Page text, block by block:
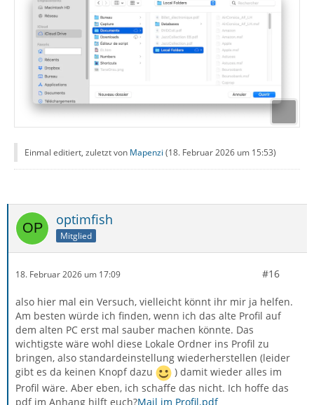
Einmal editiert, zuletzt von Mapenzi (18. Februar 2026 um 15:53)
optimfish
Mitglied
18. Februar 2026 um 17:09 #16
also hier mal ein Versuch, vielleicht könnt ihr mir ja helfen.
Am besten würde ich finden, wenn ich das alte Profil auf
dem alten PC erst mal sauber machen könnte. Das
wichtigste wäre wohl diese Lokale Ordner ins Profil zu
bringen, also standardeinstellung wiederherstellen (leider
gibt es da keinen Knopf dazu
) damit wieder alles im
Profil wäre. Aber eben, ich schaffe das nicht. Ich hoffe das
pdf im Anhang hilft euch?Mail im Profil.pdf